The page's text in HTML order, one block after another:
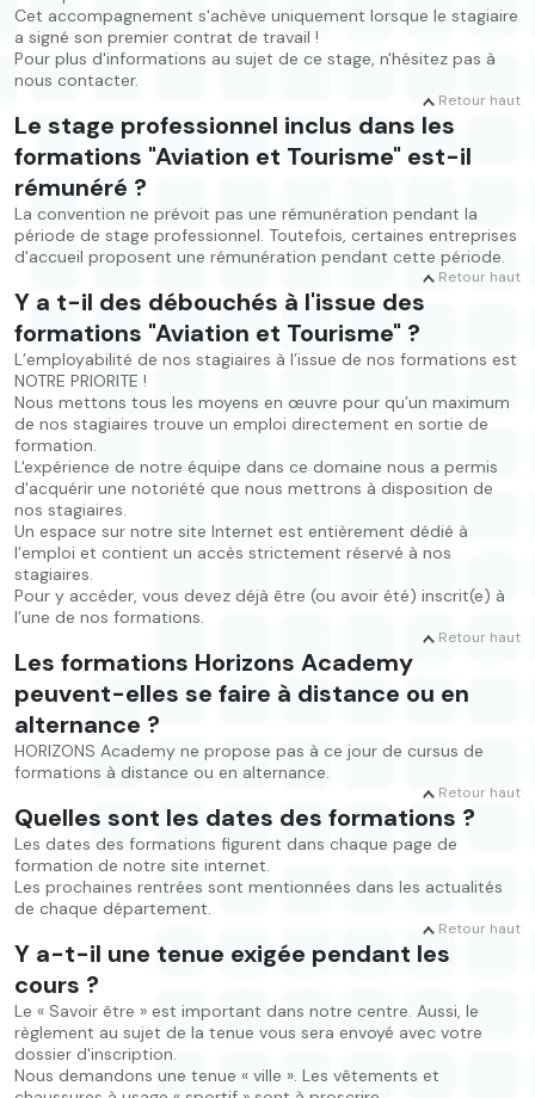
Cet accompagnement s'achève uniquement lorsque le stagiaire
a signé son premier contrat de travail !
Pour plus d'informations au sujet de ce stage, n'hésitez pas à
nous contacter.
Retour haut
Le stage professionnel inclus dans les
formations "Aviation et Tourisme" est-il
rémunéré ?
La convention ne prévoit pas une rémunération pendant la
période de stage professionnel. Toutefois, certaines entreprises
d'accueil proposent une rémunération pendant cette période.
Retour haut
Y a t-il des débouchés à l'issue des
formations "Aviation et Tourisme" ?
L’employabilité de nos stagiaires à l’issue de nos formations est
NOTRE PRIORITE !
Nous mettons tous les moyens en œuvre pour qu’un maximum
de nos stagiaires trouve un emploi directement en sortie de
formation.
L'expérience de notre équipe dans ce domaine nous a permis
d'acquérir une notoriété que nous mettrons à disposition de
nos stagiaires.
Un espace sur notre site Internet est entièrement dédié à
l’emploi et contient un accès strictement réservé à nos
stagiaires.
Pour y accéder, vous devez déjà être (ou avoir été) inscrit(e) à
l’une de nos formations.
Retour haut
Les formations Horizons Academy
peuvent-elles se faire à distance ou en
alternance ?
HORIZONS Academy ne propose pas à ce jour de cursus de
formations à distance ou en alternance.
Retour haut
Quelles sont les dates des formations ?
Les dates des formations figurent dans chaque page de
formation de notre site internet.
Les prochaines rentrées sont mentionnées dans les actualités
de chaque département.
Retour haut
Y a-t-il une tenue exigée pendant les
cours ?
Le « Savoir être » est important dans notre centre. Aussi, le
règlement au sujet de la tenue vous sera envoyé avec votre
dossier d'inscription.
Nous demandons une tenue « ville ». Les vêtements et